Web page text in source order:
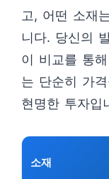
고, 어떤 소재
니다. 당신의
이 비교를 통
는 단순히 가
현명한 투자입
소재